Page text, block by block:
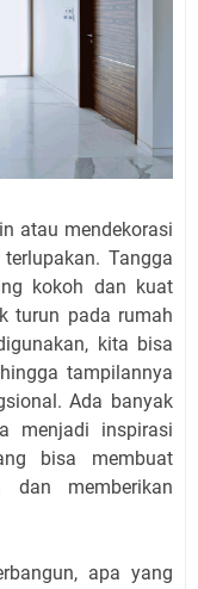
atau mendekorasi
Tangga
kokoh dan kuat
turun pada rumah
kita bisa
tampilannya
Ada banyak
menjadi inspirasi
bisa membuat
memberikan
apa yang